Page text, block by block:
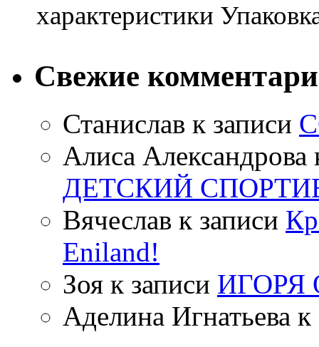
характеристики
Свежие
Станислав к записи
Алиса Александрова
ДЕТСКИЙ
Вячеслав к записи
Eniland!
Зоя к записи ИГОРЯ
Аделина Игнатьева к